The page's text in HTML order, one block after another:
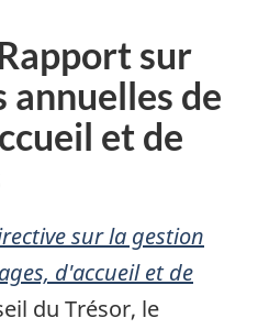
sur
annuelles de
et de
sur la gestion
d'accueil et de
du Trésor, le